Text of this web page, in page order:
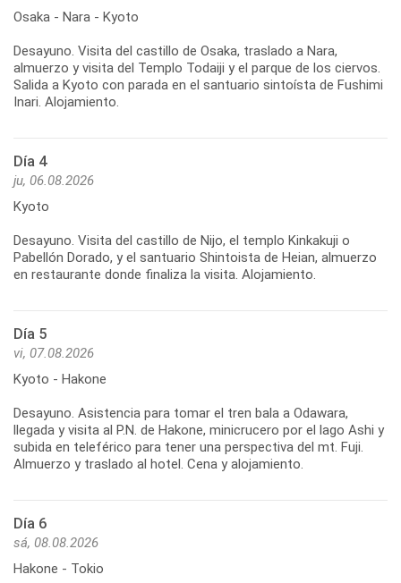
Osaka - Nara - Kyoto
Desayuno. Visita del castillo de Osaka, traslado a Nara,
almuerzo y visita del Templo Todaiji y el parque de los ciervos.
Salida a Kyoto con parada en el santuario sintoísta de Fushimi
Inari. Alojamiento.
Día 4
ju, 06.08.2026
Kyoto
Desayuno. Visita del castillo de Nijo, el templo Kinkakuji o
Pabellón Dorado, y el santuario Shintoista de Heian, almuerzo
en restaurante donde finaliza la visita. Alojamiento.
Día 5
vi, 07.08.2026
Kyoto - Hakone
Desayuno. Asistencia para tomar el tren bala a Odawara,
llegada y visita al P.N. de Hakone, minicrucero por el lago Ashi y
subida en teleférico para tener una perspectiva del mt. Fuji.
Almuerzo y traslado al hotel. Cena y alojamiento.
Día 6
sá, 08.08.2026
Hakone - Tokio